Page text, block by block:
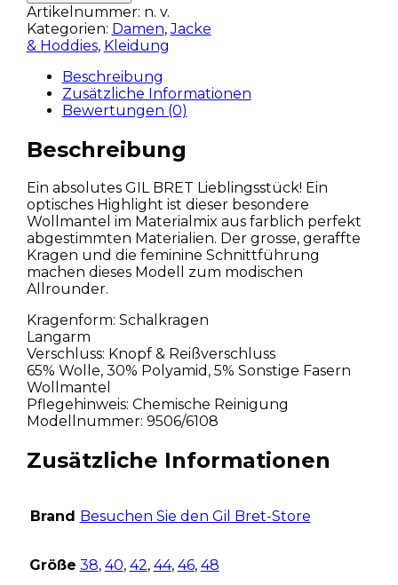
Artikelnummer: n. v.
Kategorien: Damen,Jacke
& Hoddies, Kleidung
Beschreibung
Zusätzliche Informationen
Bewertungen (0)
Beschreibung
Ein absolutes GIL BRET Lieblingsstück! Ein
optisches Highlight ist dieser besondere
Wollmantel im Materialmix aus farblich perfekt
abgestimmten Materialien. Der grosse, geraffte
Kragen und die feminine Schnittführung
machen dieses Modell zum modischen
Allrounder.
Kragenform: Schalkragen
Langarm
Verschluss: Knopf & Reißverschluss
65% Wolle, 30% Polyamid, 5% Sonstige Fasern
Wollmantel
Pflegehinweis: Chemische Reinigung
Modellnummer: 9506/6108
Zusätzliche Informationen
Brand Besuchen Sie den Gil Bret-Store
Größe 38, 40, 42, 44, 46, 48